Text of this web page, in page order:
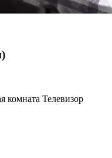
комната Телевизор